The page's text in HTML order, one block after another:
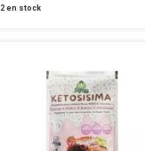
2 en stock